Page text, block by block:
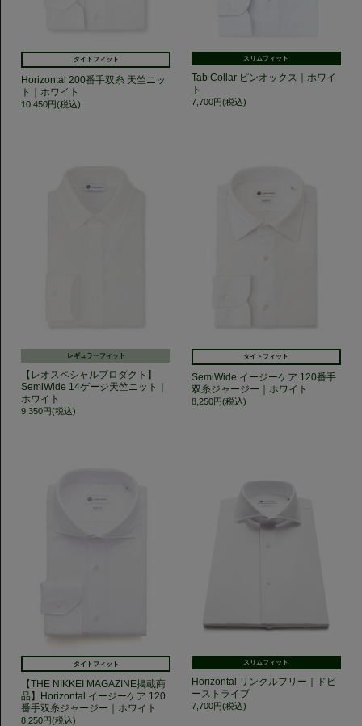
タイトフィット
Horizontal 200番手双糸 天竺ニッ
ト｜ホワイト
10,450円(税込)
スリムフィット
Tab Collar ピンオックス｜ホワイ
ト
7,700円(税込)
レギュラーフィット
【レオスペシャルプロダクト】
SemiWide 14ゲージ天竺ニット｜
ホワイト
9,350円(税込)
タイトフィット
SemiWide イージーケア 120番手
双糸ジャージー｜ホワイト
8,250円(税込)
タイトフィット
【THE NIKKEI MAGAZINE掲載商
品】Horizontal イージーケア 120
番手双糸ジャージー｜ホワイト
8,250円(税込)
スリムフィット
Horizontal リンクルフリー｜ドビ
ーストライプ
7,700円(税込)